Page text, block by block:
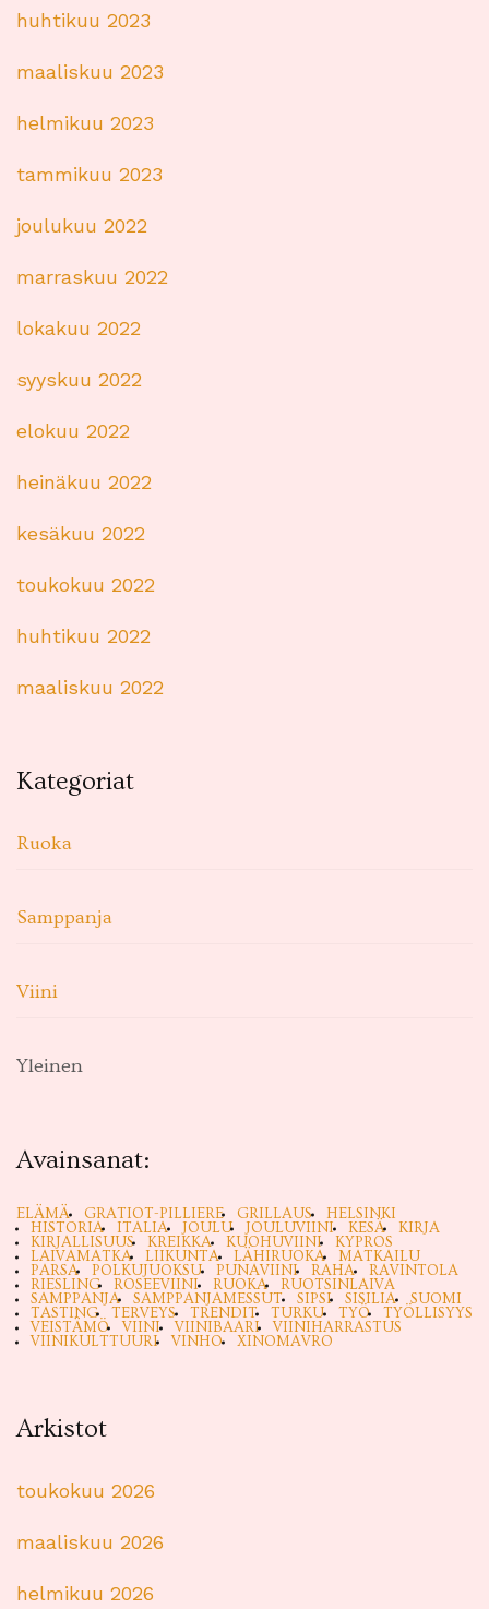
huhtikuu 2023
maaliskuu 2023
helmikuu 2023
tammikuu 2023
joulukuu 2022
marraskuu 2022
lokakuu 2022
syyskuu 2022
elokuu 2022
heinäkuu 2022
kesäkuu 2022
toukokuu 2022
huhtikuu 2022
maaliskuu 2022
Kategoriat
Ruoka
Samppanja
Viini
Yleinen
Avainsanat:
ELÄMÄ GRATIOT-PILLIERE GRILLAUS
HELSINKI
HISTORIA
ITALIA JOULU JOULUVIINI KESÄ
KIRJA
KIRJALLISUUS
KREIKKA KUOHUVIINI
KYPROS
LAIVAMATKA
LIIKUNTA LÄHIRUOKA
MATKAILU
PARSA
POLKUJUOKSU PUNAVIINI RAHA
RAVINTOLA
RIESLING
ROSEEVIINI RUOKA
RUOTSINLAIVA
SAMPPANJA
SAMPPANJAMESSUT SIPSI SISILIA
SUOMI
TASTING
TERVEYS TRENDIT TURKU TYÖ
TYÖLLISYYS
VEISTÄMÖ
VIINI VIINIBAARI
VIINIHARRASTUS
VIINIKULTTUURI
VINHO XINOMAVRO
Arkistot
toukokuu 2026
maaliskuu 2026
helmikuu 2026